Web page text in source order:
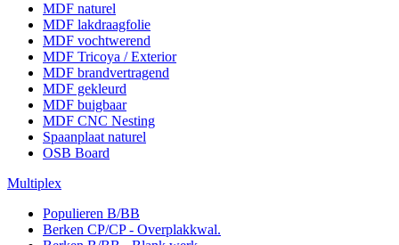
MDF naturel
MDF lakdraagfolie
MDF vochtwerend
MDF Tricoya / Exterior
MDF brandvertragend
MDF gekleurd
MDF buigbaar
MDF CNC Nesting
Spaanplaat naturel
OSB Board
Multiplex
Populieren B/BB
Berken CP/CP - Overplakkwal.